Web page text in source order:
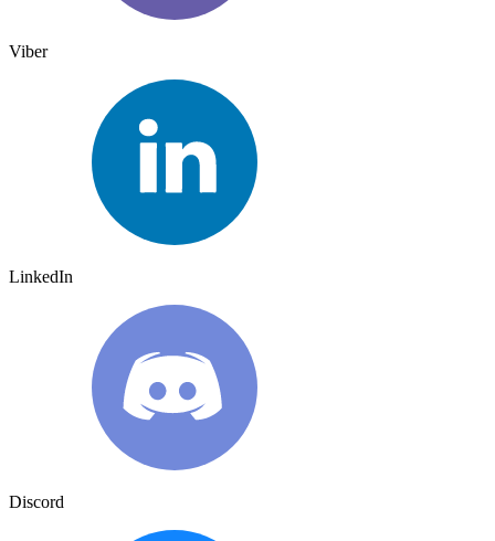
Viber
LinkedIn
Discord